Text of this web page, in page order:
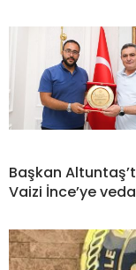
Başkan
Vaizi İnce’ye